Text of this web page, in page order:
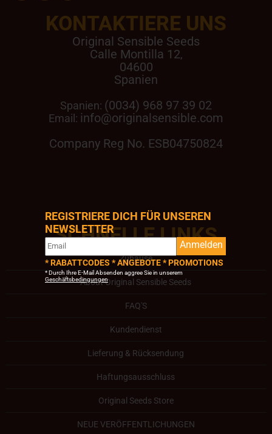
SCHNELLE LINKS
Zuhause
About Original Sensible Seeds
FAQ'S
Kundendienst
Lieferung & Rücksendung
Haftungsausschluss
Original Seeds Store
NEUE VERÖFFENTLICHUNGEN
KONTAKTIERE UNS
Original Sensible Seeds
Calle Montilla 12,
04600
Spanien
Spanien: (0034) 968 97 39 02
Email: info@originalsensible.com
Company Reg No. ESB04750824
REGISTRIERE DICH FÜR UNSEREN
NEWSLETTER
Anmelden
* RABATTCODES * ANGEBOTE * PROMOTIONS
* Durch Ihre E-Mail Absenden aggree Sie in unserem
Geschäftsbedingungen